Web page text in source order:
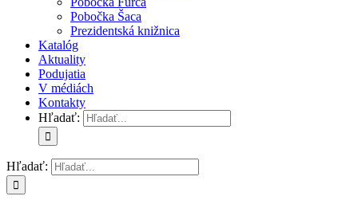
Pobočka Šaca
Prezidentská knižnica
Katalóg
Aktuality
Podujatia
V médiách
Kontakty
Hľadať:
Hľadať: